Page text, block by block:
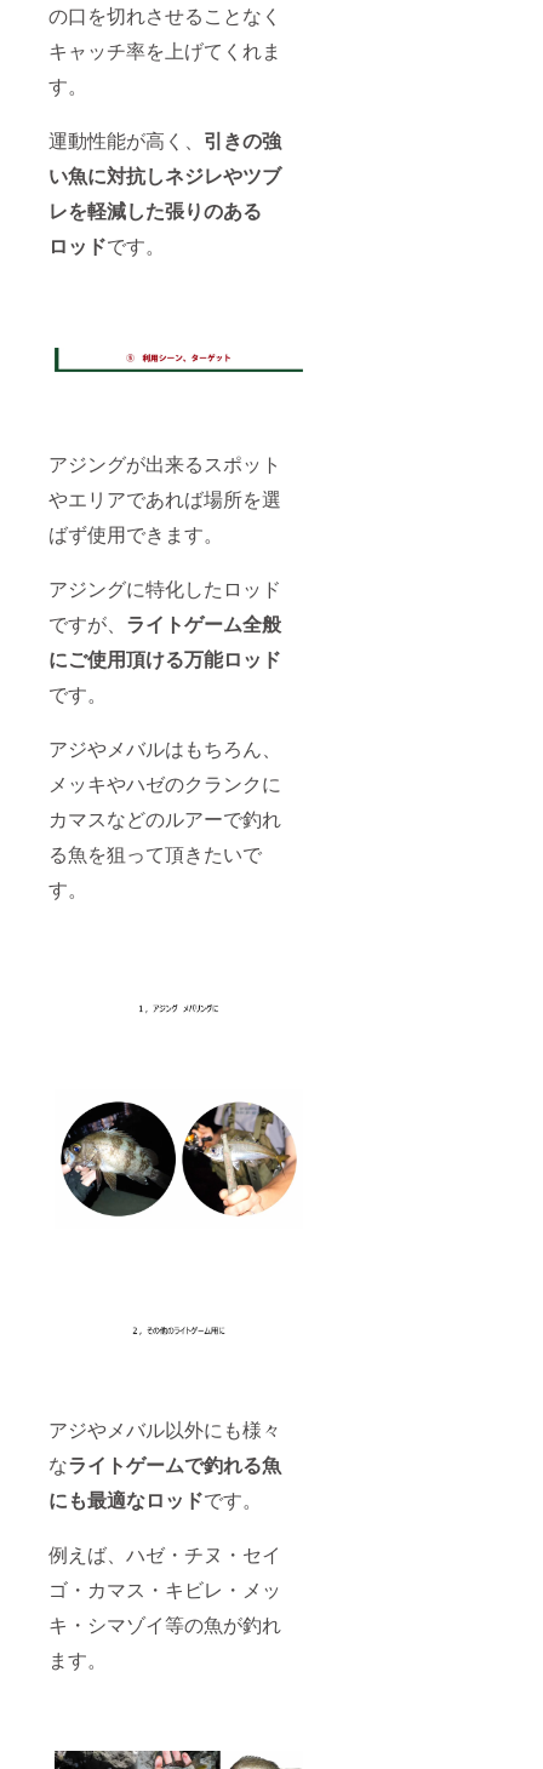
の口を切れさせることなく
キャッチ率を上げてくれま
す。
運動性能が高く、 引きの強
い魚に対抗しネジレやツブ
レを軽減した張りのある
ロッドです。
アジングが出来るスポット
やエリアであれば場所を選
ばず使用できます。
アジングに特化したロッド
ですが、 ライトゲーム全般
にご使用頂ける万能ロッド
です。
アジやメバルはもちろん、
メッキやハゼのクランクに
カマスなどのルアーで釣れ
る魚を狙って頂きたいで
す。
アジやメバル以外にも様々
なライトゲームで釣れる魚
にも最適なロッドです。
例えば、ハゼ・チヌ・セイ
ゴ・カマス・キビレ・メッ
キ・シマゾイ等の魚が釣れ
ます。